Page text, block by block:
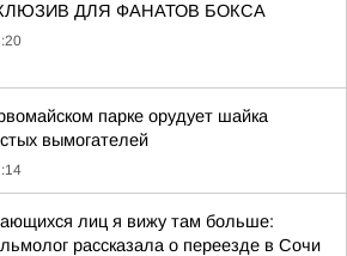
ДЛЯ ФАНАТОВ БОКСА
парке орудует шайка
вымогателей
лиц я вижу там больше:
рассказала о переезде в Сочи